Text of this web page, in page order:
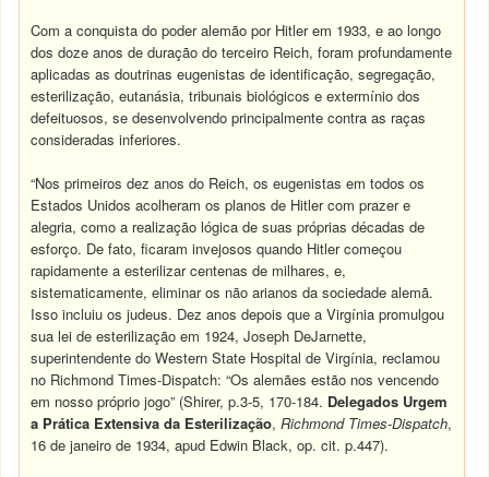
Com a conquista do poder alemão por Hitler em 1933, e ao longo
dos doze anos de duração do terceiro Reich, foram profundamente
aplicadas as doutrinas eugenistas de identificação, segregação,
esterilização, eutanásia, tribunais biológicos e extermínio dos
defeituosos, se desenvolvendo principalmente contra as raças
consideradas inferiores.
“Nos primeiros dez anos do Reich, os eugenistas em todos os
Estados Unidos acolheram os planos de Hitler com prazer e
alegria, como a realização lógica de suas próprias décadas de
esforço. De fato, ficaram invejosos quando Hitler começou
rapidamente a esterilizar centenas de milhares, e,
sistematicamente, eliminar os não arianos da sociedade alemã.
Isso incluiu os judeus. Dez anos depois que a Virgínia promulgou
sua lei de esterilização em 1924, Joseph DeJarnette,
superintendente do Western State Hospital de Virgínia, reclamou
no Richmond Times-Dispatch: “Os alemães estão nos vencendo
em nosso próprio jogo” (Shirer, p.3-5, 170-184. Delegados Urgem
a Prática Extensiva da Esterilização,Richmond Times-Dispatch,
16 de janeiro de 1934, apud Edwin Black, op. cit. p.447).